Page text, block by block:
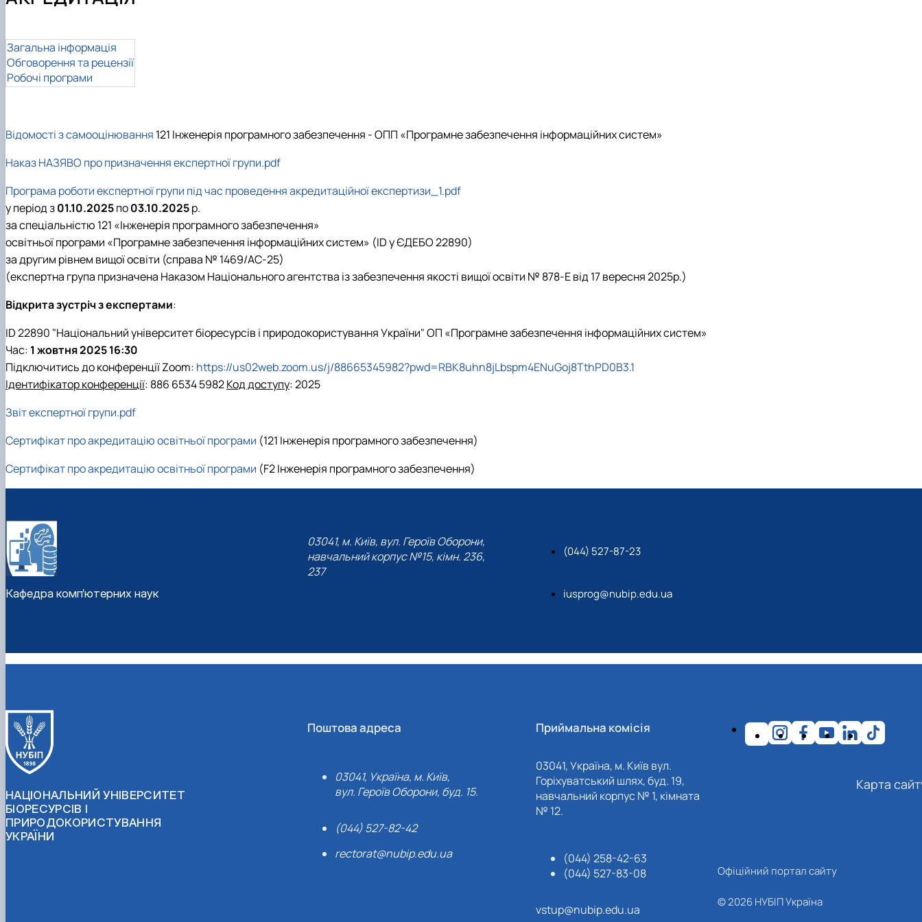
Склад кафедри
Випускники КН
Випускники ІПЗ
Робочі програми
Матеріально-технічна база кафедри
Комп'ютерні науки (бакалавр)
Інформаційні управляючі системи і технології (магістр)
Штучний інтелект та робототехніка (магістр)
Інші спеціальності
Загальна інформація
Обговорення та рецензії
Робочі програми
Відомості з самооцінювання 121 Інженерія програмного забезпечення - ОПП «Програмне забезпечення інформаційних систем»
Наказ НАЗЯВО про призначення експертної групи.pdf
Програма роботи експертної групи під час проведення акредитаційної експертизи_1.pdf
у період з01.10.2025по03.10.2025р.
за спеціальністю 121 «Інженерія програмного забезпечення»
освітньої програми «Програмне забезпечення інформаційних систем» (ID у ЄДЕБО22890)
за другим рівнем вищої освіти (справа № 1469/АС-25)
(експертна група призначена Наказом Національного агентства із забезпечення якості вищої освіти № 878-Е від 17 вересня 2025р.)
Відкрита зустріч з експертами:
ID 22890 "Національний університет біоресурсів і природокористування України" ОП «Програмне забезпечення інформаційних систем»
Час: 1 жовтня 2025 16:30
Підключитись до конференції Zoom: https://us02web.zoom.us/j/88665345982?pwd=RBK8uhn8jLbspm4ENuGoj8TthPD0B3.1
Ідентифікатор конференції: 886 6534 5982Код доступу: 2025
Звіт експертної групи.pdf
Сертифікат про акредитацію освітньої програми (121 Інженерія програмного забезпечення)
Сертифікат про акредитацію освітньої програми (F2 Інженерія програмного забезпечення)
Кафедра комп’ютерних наук
03041, м. Київ, вул. Героїв Оборони,
навчальний корпус №15, кімн. 236,
237
(044) 527-87-23
iusprog@nubip.edu.ua
НАЦІОНАЛЬНИЙ УНІВЕРСИТЕТ
БІОРЕСУРСІВ І
ПРИРОДОКОРИСТУВАННЯ
УКРАЇНИ
Поштова адреса
03041, Україна, м. Київ,
вул. Героїв Оборони, буд. 15.
(044) 527-82-42
rectorat@nubip.edu.ua
Приймальна комісія
03041, Україна, м. Київ вул.
Горіхуватський шлях, буд. 19,
навчальний корпус № 1, кімната
№ 12.
(044) 258-42-63
(044) 527-83-08
vstup@nubip.edu.ua
Карта
Офіційний портал сайту
© 2026 НУБІП Україна